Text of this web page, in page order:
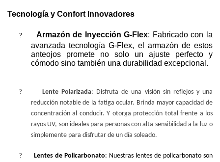
Tecnología y Confort Innovadores
? Armazón de Inyección G-Flex: Fabricado con la
avanzada tecnología G-Flex, el armazón de estos
anteojos promete no solo un ajuste perfecto y
cómodo sino también una durabilidad excepcional.
? Lente Polarizada: Disfruta de una visión sin reflejos y una
reducción notable de la fatiga ocular. Brinda mayor capacidad de
concentración al conducir. Y otorga protección total frente a los
rayos UV, son ideales para personas con alta sensibilidad a la luz o
simplemente para disfrutar de un día soleado.
? Lentes de Policarbonato: Nuestras lentes de policarbonato son